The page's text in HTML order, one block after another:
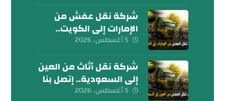
شركة نقل عفش من
الإمارات إلى الكويت..
تواصل معنا الآن
5 أغسطس، 2026
شركة نقل أثاث من العين
إلى السعودية.. إتصل بنا
اليوم
5 أغسطس، 2026